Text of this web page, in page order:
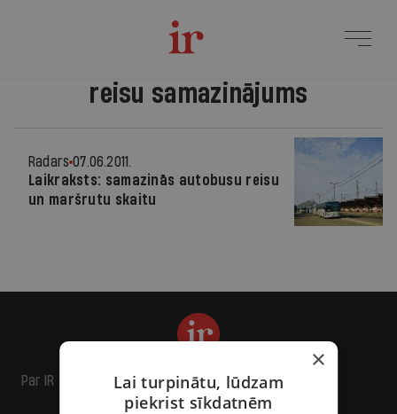
reisu samazinājums
Radars 07.06.2011.
Laikraksts: samazinās autobusu reisu
un maršrutu skaitu
Par IR
×
Lai turpinātu, lūdzam
piekrist sīkdatnēm